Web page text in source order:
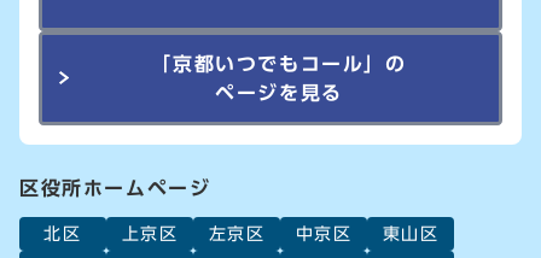
「京都いつでもコール」の
ページを見る
区役所ホームページ
北区 上京区 左京区 中京区
東山区